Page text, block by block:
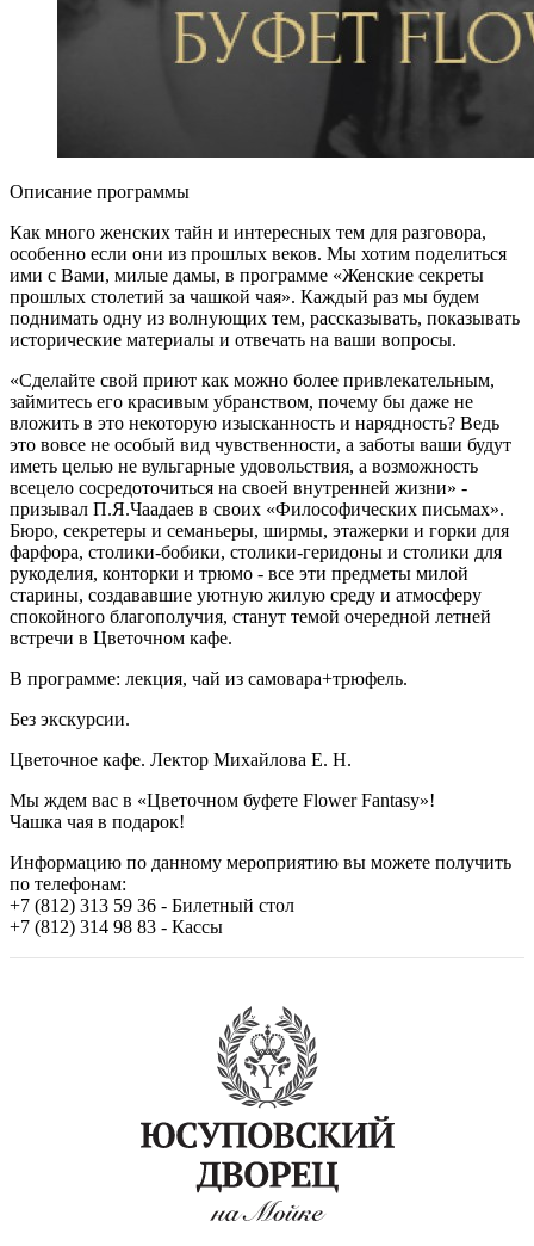
Описание программы
Как много женских тайн и интересных тем для разговора,
особенно если они из прошлых веков. Мы хотим поделиться
ими с Вами, милые дамы, в программе «Женские секреты
прошлых столетий за чашкой чая». Каждый раз мы будем
поднимать одну из волнующих тем, рассказывать, показывать
исторические материалы и отвечать на ваши вопросы.
«Сделайте свой приют как можно более привлекательным,
займитесь его красивым убранством, почему бы даже не
вложить в это некоторую изысканность и нарядность? Ведь
это вовсе не особый вид чувственности, а заботы ваши будут
иметь целью не вульгарные удовольствия, а возможность
всецело сосредоточиться на своей внутренней жизни» -
призывал П.Я.Чаадаев в своих «Философических письмах».
Бюро, секретеры и семаньеры, ширмы, этажерки и горки для
фарфора, столики-бобики, столики-геридоны и столики для
рукоделия, конторки и трюмо - все эти предметы милой
старины, создававшие уютную жилую среду и атмосферу
спокойного благополучия, станут темой очередной летней
встречи в Цветочном кафе.
В программе: лекция, чай из самовара+трюфель.
Без экскурсии.
Цветочное кафе. Лектор Михайлова Е. Н.
Мы ждем вас в «Цветочном буфете Flower Fantasy»!
Чашка чая в подарок!
Информацию по данному мероприятию вы можете получить
по телефонам:
+7 (812) 313 59 36 - Билетный стол
+7 (812) 314 98 83 - Кассы